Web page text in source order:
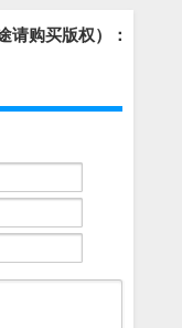
请购买版权）：